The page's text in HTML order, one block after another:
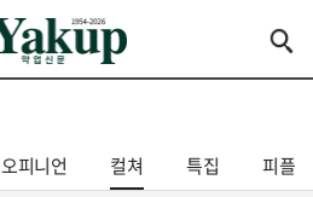
오피니언 컬쳐 특집 피플